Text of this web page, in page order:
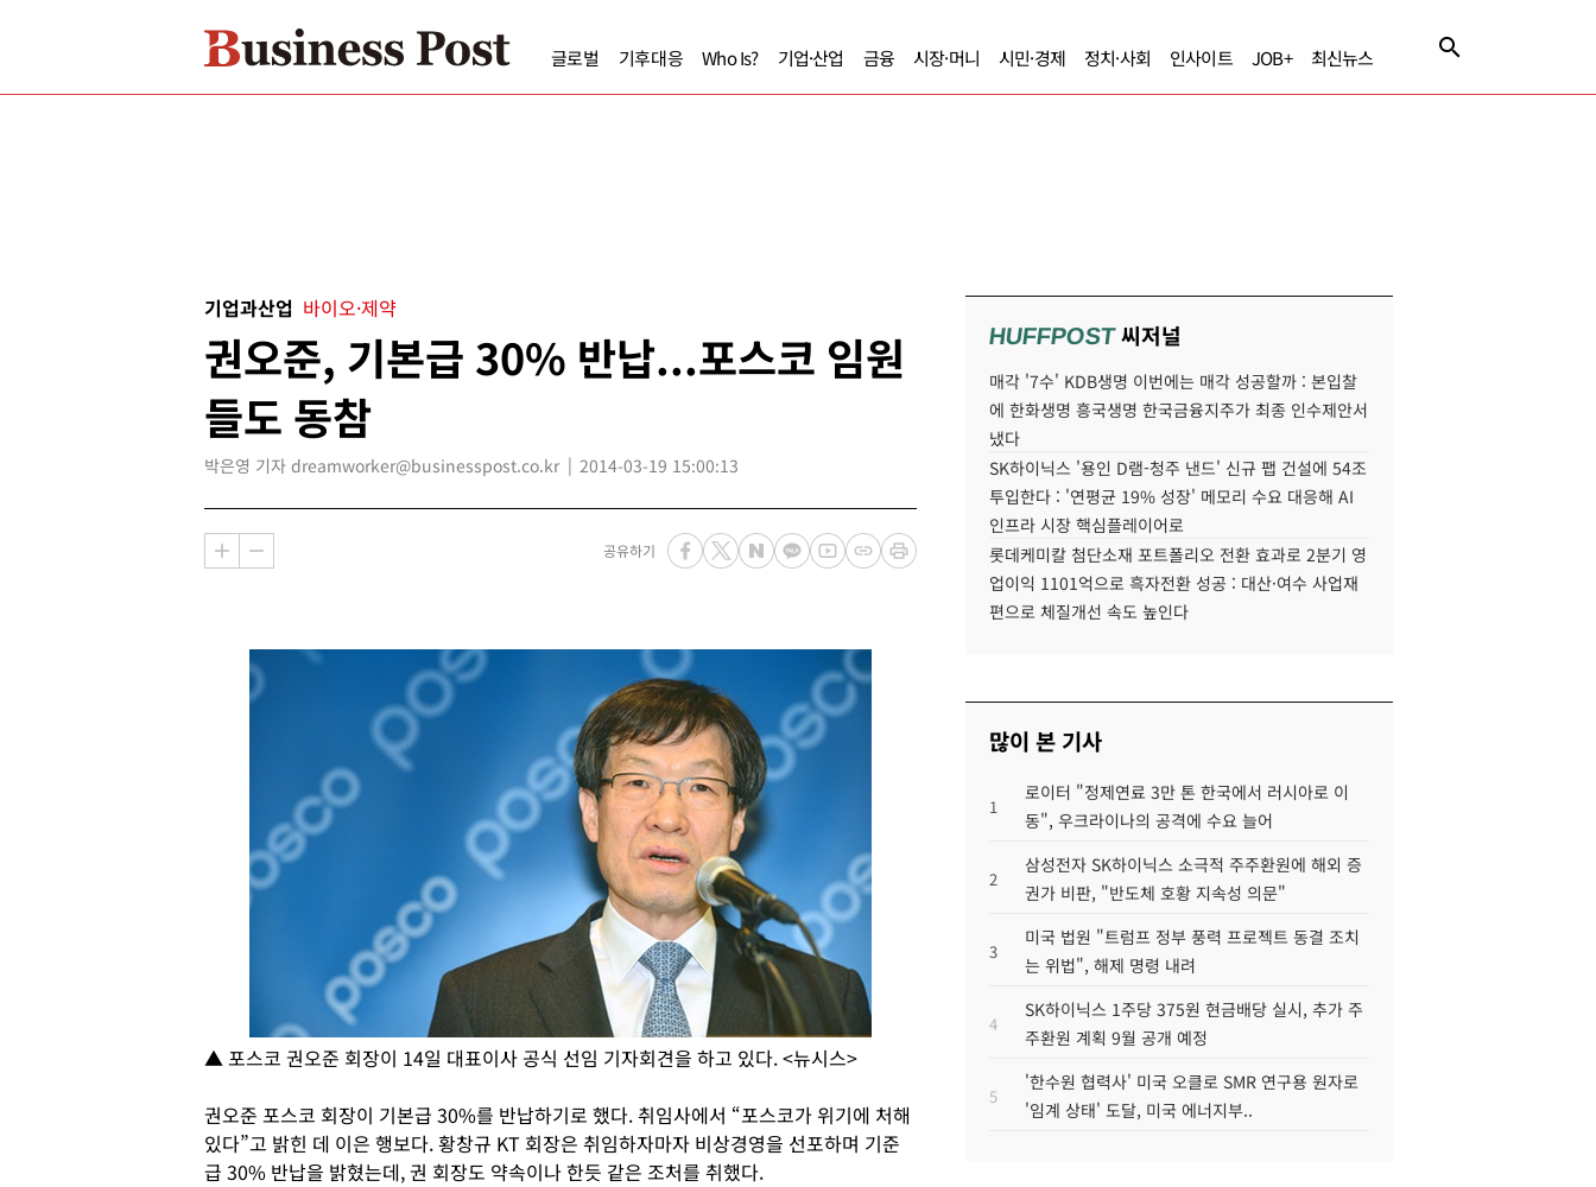
글로벌 기후대응 Who Is? 기업·산업 금융 시장·머니 시민·경제 정치·사회 인사이트 JOB+ 최신뉴스
기업과산업 바이오·제약
권오준, 기본급 30% 반납...포스코 임원
들도 동참
박은영 기자 dreamworker@businesspost.co.kr 2014-03-19 15:00:13
공유하기
▲ 포스코 권오준 회장이 14일 대표이사 공식 선임 기자회견을 하고 있다. <뉴시스>
권오준 포스코 회장이 기본급 30%를 반납하기로 했다. 취임사에서 “포스코가 위기에 처해
있다”고 밝힌 데 이은 행보다. 황창규 KT 회장은 취임하자마자 비상경영을 선포하며 기준
급 30% 반납을 밝혔는데, 권 회장도 약속이나 한듯 같은 조처를 취했다.
HUFFPOST씨저널
매각 '7수' KDB생명 이번에는 매각 성공할까 : 본입찰
에 한화생명 흥국생명 한국금융지주가 최종 인수제안서
냈다
SK하이닉스 '용인 D램-청주 낸드' 신규 팹 건설에 54조
투입한다 : '연평균 19% 성장' 메모리 수요 대응해 AI
인프라 시장 핵심플레이어로
롯데케미칼 첨단소재 포트폴리오 전환 효과로 2분기 영
업이익 1101억으로 흑자전환 성공 : 대산·여수 사업재
편으로 체질개선 속도 높인다
많이 본 기사
1
로이터 "정제연료 3만 톤 한국에서 러시아로 이
동", 우크라이나의 공격에 수요 늘어
2
삼성전자 SK하이닉스 소극적 주주환원에 해외 증
권가 비판, "반도체 호황 지속성 의문"
3
미국 법원 "트럼프 정부 풍력 프로젝트 동결 조치
는 위법", 해제 명령 내려
4
SK하이닉스 1주당 375원 현금배당 실시, 추가 주
주환원 계획 9월 공개 예정
5
'한수원 협력사' 미국 오클로 SMR 연구용 원자로
'임계 상태' 도달, 미국 에너지부..